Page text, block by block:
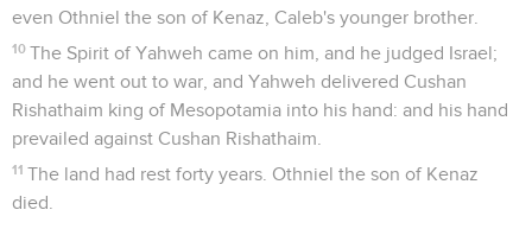
even Othniel the son of Kenaz, Caleb's younger brother.
10 The Spirit of Yahweh came on him, and he judged Israel;
and he went out to war, and Yahweh delivered Cushan
Rishathaim king of Mesopotamia into his hand: and his hand
prevailed against Cushan Rishathaim.
11 The land had rest forty years. Othniel the son of Kenaz
died.